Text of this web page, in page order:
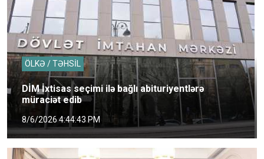
ÖLKƏ / TƏHSİL
DİM İxtisas seçimi ilə bağlı abituriyentlərə
müraciət edib
8/6/2026 4:44:43 PM